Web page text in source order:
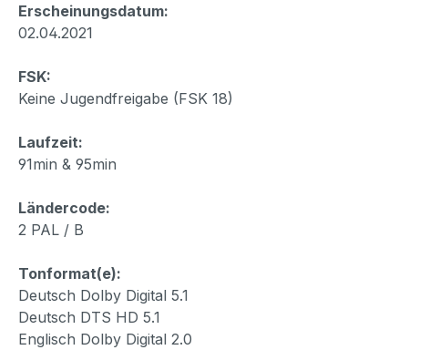
Erscheinungsdatum:
02.04.2021
FSK:
Keine Jugendfreigabe (FSK 18)
Laufzeit:
91min & 95min
Ländercode:
2 PAL / B
Tonformat(e):
Deutsch Dolby Digital 5.1
Deutsch DTS HD 5.1
Englisch Dolby Digital 2.0